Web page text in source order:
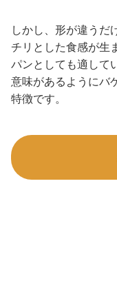
しかし、形が違うだ
チリとした食感が生
パンとしても適して
意味があるようにバ
特徴です。